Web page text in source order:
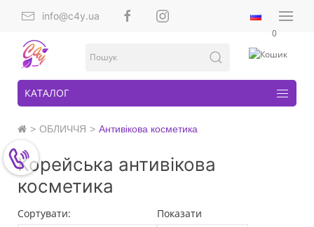
info@c4y.ua
0
КАТАЛОГ
ОБЛИЧЧЯ Антивікова косметика
Корейська антивікова
косметика
Сортувати: Показати